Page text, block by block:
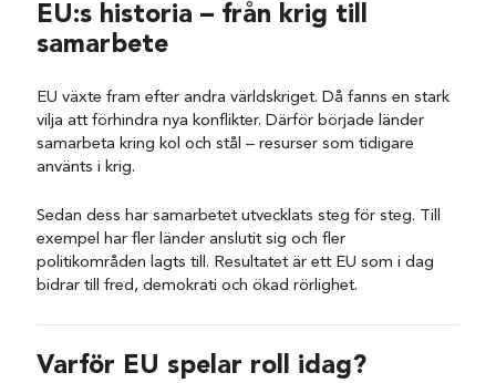
EU:s historia – från krig till
samarbete
EU växte fram efter andra världskriget. Då fanns en stark
vilja att förhindra nya konflikter. Därför började länder
samarbeta kring kol och stål – resurser som tidigare
använts i krig.
Sedan dess har samarbetet utvecklats steg för steg. Till
exempel har fler länder anslutit sig och fler
politikområden lagts till. Resultatet är ett EU som i dag
bidrar till fred, demokrati och ökad rörlighet.
Varför EU spelar roll idag?